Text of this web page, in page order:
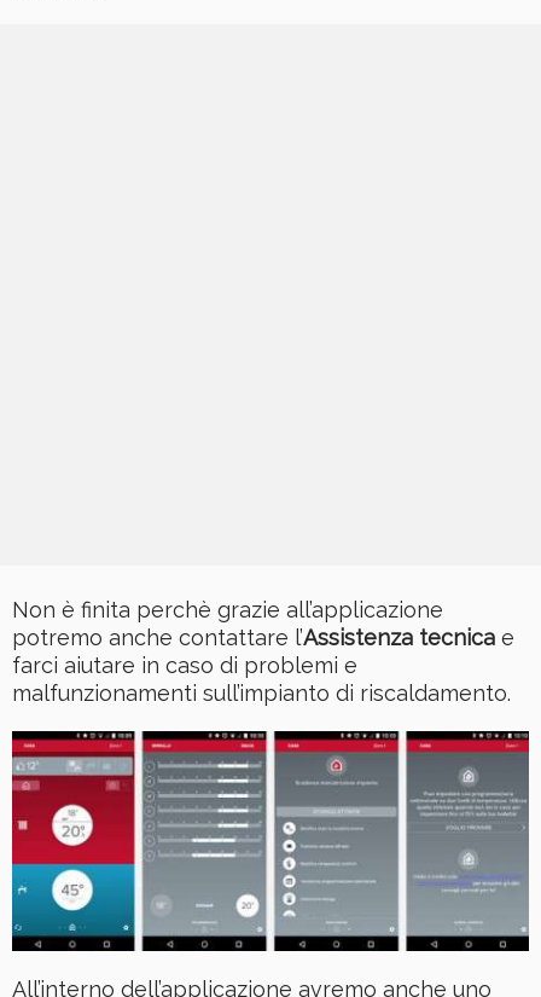
Non è finita perchè grazie all’applicazione
potremo anche contattare l’Assistenza tecnica e
farci aiutare in caso di problemi e
malfunzionamenti sull’impianto di riscaldamento.
All’interno dell’applicazione avremo anche uno